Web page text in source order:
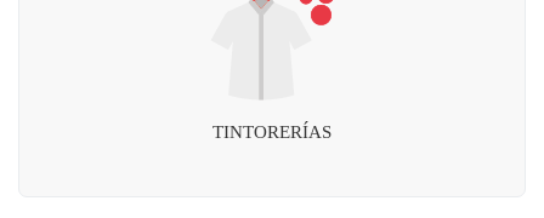
TINTORERÍAS